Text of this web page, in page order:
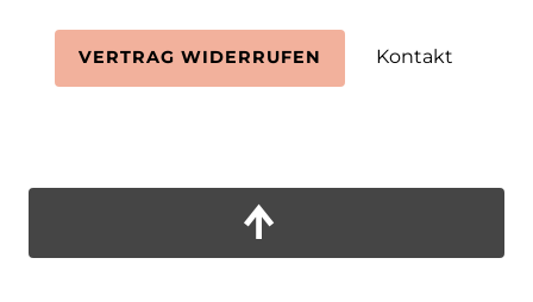
VERTRAG WIDERRUFEN Kontakt